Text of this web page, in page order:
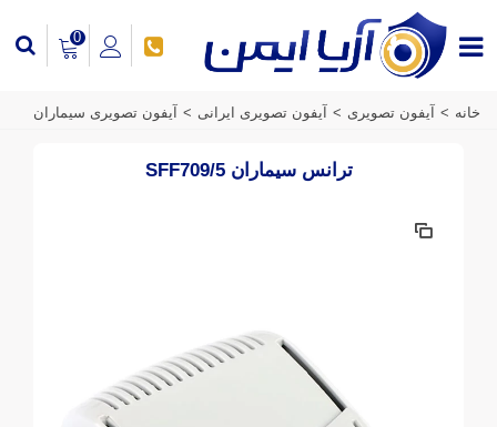
0
خانه > آیفون تصویری > آیفون تصویری ایرانی > آیفون تصویری سیماران
ترانس سیماران SFF709/5